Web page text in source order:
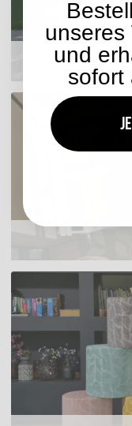
unseres
und
sofort